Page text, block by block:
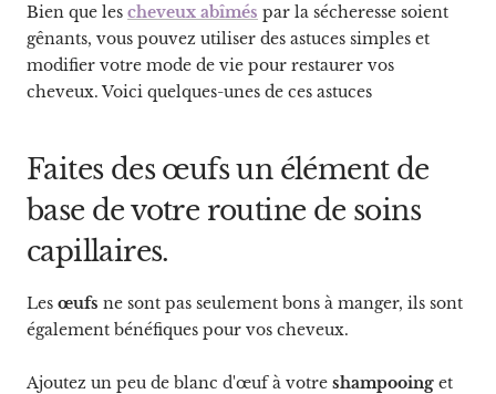
Bien que les cheveux abîmés par la sécheresse soient
gênants, vous pouvez utiliser des astuces simples et
modifier votre mode de vie pour restaurer vos
cheveux. Voici quelques-unes de ces astuces
Faites des œufs un élément de
base de votre routine de soins
capillaires.
Les œufs ne sont pas seulement bons à manger, ils sont
également bénéfiques pour vos cheveux.
Ajoutez un peu de blanc d'œuf à votre shampooing et